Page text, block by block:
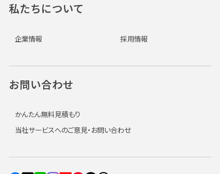
私たちについて
企業情報 採用情報
お問い合わせ
かんたん無料見積もり
当社サービスへのご意見・お問い合わせ